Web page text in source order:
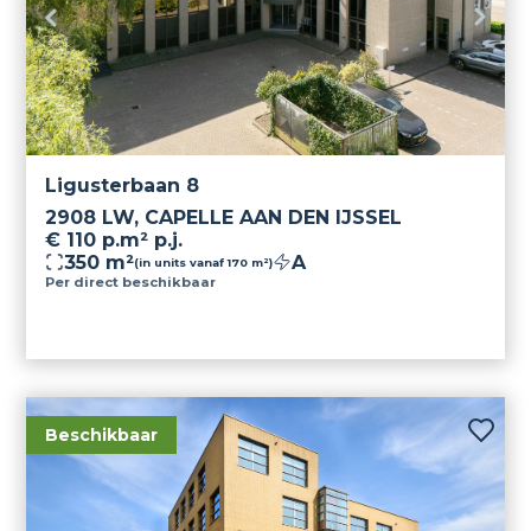
Parkeernorm 1:50 m² v.v.o.
Gebruiksmogelijkheden
Kantoorruimte en parkeren.
5 jaar, flexibel te verlengen.
Aanvaarding
Per direct.
Huur en servicekosten en b.t.w. per kwartaal
vooruit.
Zekerheidstelling
Bankgarantie of waarborgsom ter grootte van
drie maanden huur inclusief servicekosten en
Ligusterbaan 8
2908 LW, CAPELLE AAN DEN IJSSEL
€ 110 p.m² p.j.
350 m²(in units vanaf 170 m²) A
Per direct beschikbaar
Beschikbaar